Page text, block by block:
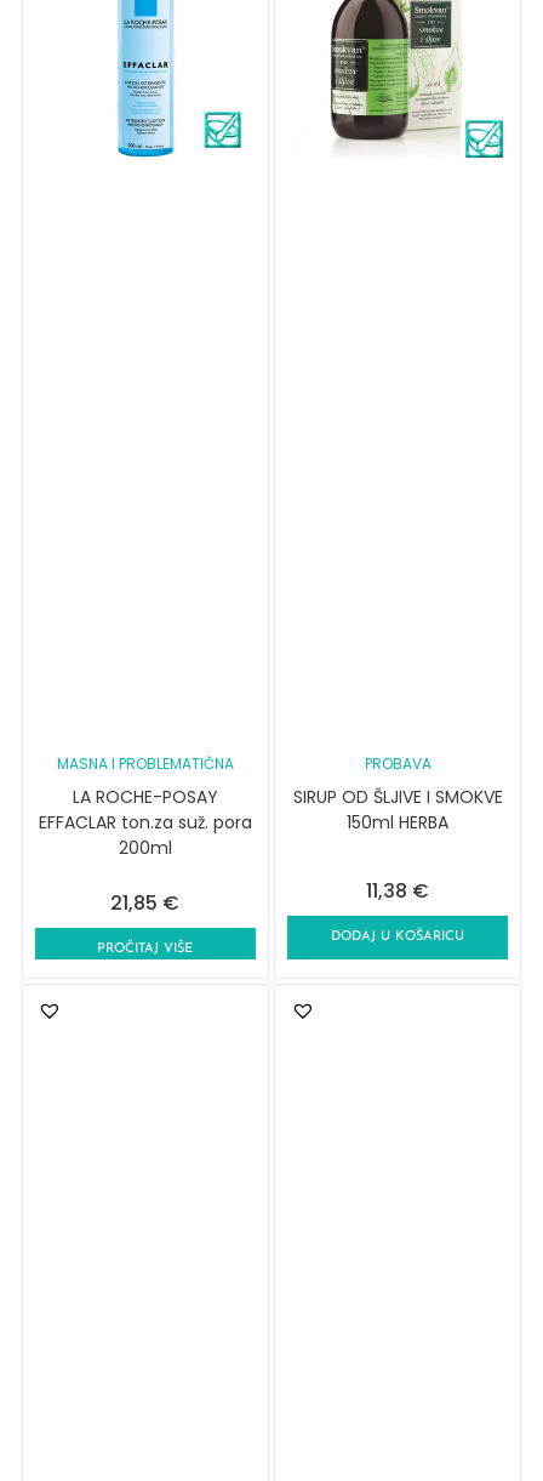
MASNA I PROBLEMATIČNA
LA ROCHE-POSAY
EFFACLAR ton.za suž. pora
200ml
21,85 €
PROČITAJ VIŠE
PROBAVA
SIRUP OD ŠLJIVE I SMOKVE
150ml HERBA
11,38 €
DODAJ U KOŠARICU